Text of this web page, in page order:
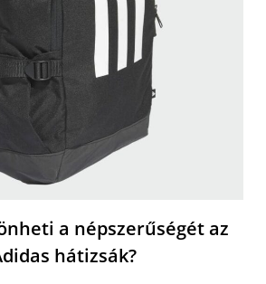
a népszerűségét az
hátizsák?